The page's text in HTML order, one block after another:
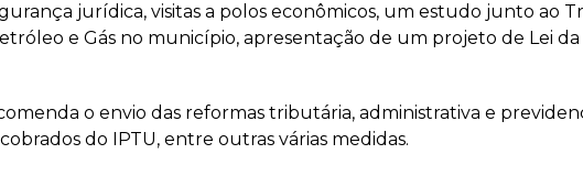
jurídica, visitas a polos econômicos, um estudo junto ao
e Gás no município, apresentação de um projeto de Lei
o envio das reformas tributária, administrativa e
do IPTU, entre outras várias medidas.